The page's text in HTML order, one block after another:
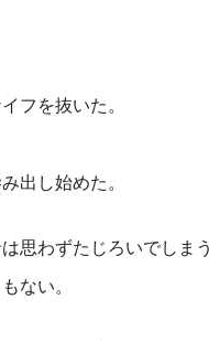
フを抜いた。
み出し始めた。
は思わずたじろいでしまう
ない。